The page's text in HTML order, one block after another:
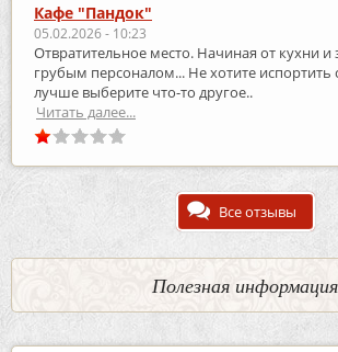
Кафе "Пандок"
05.02.2026 - 10:23
Отвратительное место. Начиная от кухни и
грубым персоналом... Не хотите испортить
лучше выберите что-то другое..
Читать далее...
Все отзывы
Полезная информация